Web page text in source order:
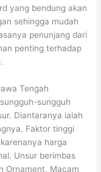
yang bendung akan
sehingga mudah
penunjang dari
penting terhadap
Tengah
sungguh
Diantaranya ialah
Faktor tinggi
harga
Unsur berimbas
Ornament, Macam